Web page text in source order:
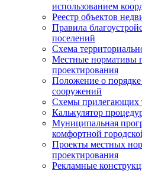
использованием
Реестр объектов
Правила
поселений
Схема
Местные нормативы
проектирования
Положение о порядке
сооружений
Схемы прилегающих
Калькулятор
Муниципальная
комфортной
Проекты местных
проектирования
Рекламные